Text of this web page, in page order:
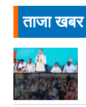
ताजा खबर